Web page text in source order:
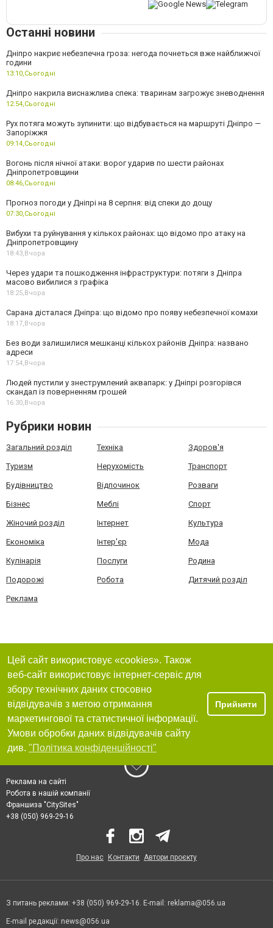
Останні новини
Дніпро накриє небезпечна гроза: негода почнеться вже найближчої
години
13:10, Сьогодні
Дніпро накрила виснажлива спека: тваринам загрожує зневоднення
12:54, Сьогодні
Рух потяга можуть зупинити: що відбувається на маршруті Дніпро —
Запоріжжя
09:14, Сьогодні
Вогонь після нічної атаки: ворог ударив по шести районах
Дніпропетровщини
08:46, Сьогодні
Прогноз погоди у Дніпрі на 8 серпня: від спеки до дощу
07:30, Сьогодні
Вибухи та руйнування у кількох районах: що відомо про атаку на
Дніпропетровщину
18:43, Вчора
Через удари та пошкодження інфраструктури: потяги з Дніпра
масово вибилися з графіка
18:25, Вчора
Сарана дісталася Дніпра: що відомо про появу небезпечної комахи
18:17, Вчора
Без води залишилися мешканці кількох районів Дніпра: названо
адреси
17:54, Вчора
Людей пустили у знеструмлений аквапарк: у Дніпрі розгорівся
скандал із поверненням грошей
16:30, Вчора
Рубрики новин
Загальний розділ Техніка Здоров'я
Туризм Нерухомість Транспорт
Будівництво Відпочинок Розваги
Бізнес Меблі Спорт
Жіночий розділ Інтернет Культура
Економіка Інтер'єр Мода
Кулінарія Послуги Родина
Подорожі Робота Дитячий розділ
Реклама
Цей сайт використовує «cookies». Також
веб-сайт використовує інтернет-сервіс для
збору технічних даних стосовно
відвідувачів з метою отримання
маркетингової та статистичної інформації.
Умови обробки даних відвідувачів сайту
див. "Політика конфіденційності"
Прийняти
Реклама на сайті
Робота в нашій компанії
Франшиза "CitySites"
+38 (050) 969-29-16
Про нас Контакти Автори проєкту
З питань реклами: +38 (050) 969-29-16. E-mail: reklama@056.ua
E-mail редакції: news@056.ua